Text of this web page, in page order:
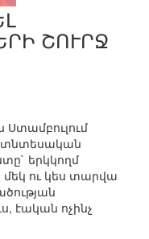
ՇՈՒՐՋ
Ստամբուլում
տնտեսական
երկկողմ
մեկ ու կես տարվա
էական ոչինչ